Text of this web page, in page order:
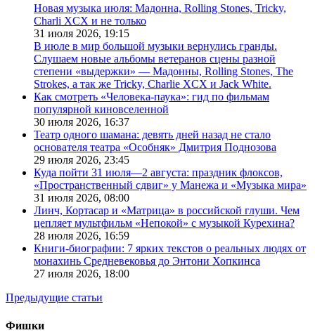
Новая музыка июля: Мадонна, Rolling Stones, Tricky,
Charli XCX и не только
31 июля 2026, 19:15
В июле в мир большой музыки вернулись гранды.
Слушаем новые альбомы ветеранов сцены разной
степени «выдержки» — Мадонны, Rolling Stones, The
Strokes, а так же Tricky, Charlie XCX и Jack White.
Как смотреть «Человека-паука»: гид по фильмам
популярной киновселенной
30 июля 2026, 16:37
Театр одного шамана: девять дней назад не стало
основателя театра «Особняк» Дмитрия Поднозова
29 июля 2026, 23:45
Куда пойти 31 июля—2 августа: праздник флоксов,
«Пространственный сдвиг» у Манежа и «Музыка мира»
31 июля 2026, 08:00
Линч, Кортасар и «Матрица» в российской глуши. Чем
цепляет мультфильм «Непокой» с музыкой Курехина?
28 июля 2026, 16:59
Книги-биографии: 7 ярких текстов о реальных людях от
монахинь Средневековья до Энтони Хопкинса
27 июля 2026, 18:00
Предыдущие статьи
Фишки